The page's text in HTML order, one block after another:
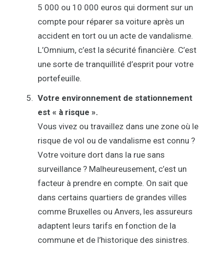
5 000 ou 10 000 euros qui dorment sur un
compte pour réparer sa voiture après un
accident en tort ou un acte de vandalisme.
L’Omnium, c’est la sécurité financière. C’est
une sorte de tranquillité d’esprit pour votre
portefeuille.
Votre environnement de stationnement
est « à risque ».
Vous vivez ou travaillez dans une zone où le
risque de vol ou de vandalisme est connu ?
Votre voiture dort dans la rue sans
surveillance ? Malheureusement, c’est un
facteur à prendre en compte. On sait que
dans certains quartiers de grandes villes
comme Bruxelles ou Anvers, les assureurs
adaptent leurs tarifs en fonction de la
commune et de l’historique des sinistres.